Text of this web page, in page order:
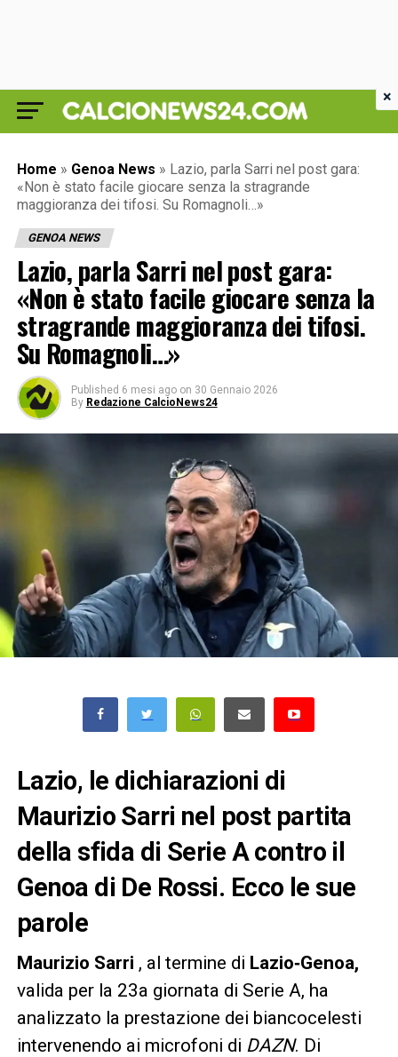
Home » Genoa News » Lazio, parla Sarri nel post gara:
«Non è stato facile giocare senza la stragrande
maggioranza dei tifosi. Su Romagnoli…»
GENOA NEWS
Lazio, parla Sarri nel post gara:
«Non è stato facile giocare senza la
stragrande maggioranza dei tifosi.
Su Romagnoli…»
Published 6 mesi ago on 30 Gennaio 2026
By Redazione CalcioNews24
Lazio, le dichiarazioni di
Maurizio Sarri nel post partita
della sfida di Serie A contro il
Genoa di De Rossi. Ecco le sue
parole
Maurizio Sarri , al termine di Lazio‑Genoa,
valida per la 23a giornata di Serie A, ha
analizzato la prestazione dei biancocelesti
intervenendo ai microfoni di DAZN. Di
×